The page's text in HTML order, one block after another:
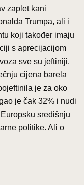
zaplet kani
Trumpa, ali i
koji također imaju
s aprecijacijom
sve su jeftiniji.
cijena barela
je za oko
je čak 32% i nudi
središnju
politike. Ali o